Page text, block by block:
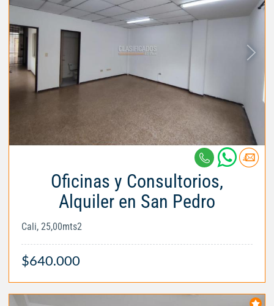
Oficinas y Consultorios,
Alquiler en San Pedro
Cali, 25,00mts2
$640.000